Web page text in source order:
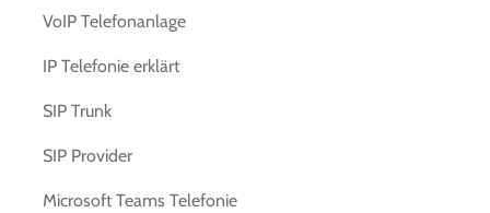
VoIP Telefonanlage
IP Telefonie erklärt
SIP Trunk
SIP Provider
Microsoft Teams Telefonie